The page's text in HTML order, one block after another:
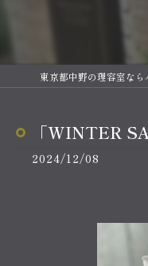
「WINTER
2024/12/08